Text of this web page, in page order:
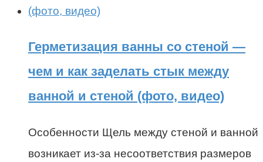
Герметизация ванны со стеной —
чем и как заделать стык между
ванной и стеной (фото, видео)
Особенности Щель между стеной и ванной
возникает из-за несоответствия размеров